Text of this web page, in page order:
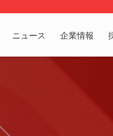
ニュース 企業情報